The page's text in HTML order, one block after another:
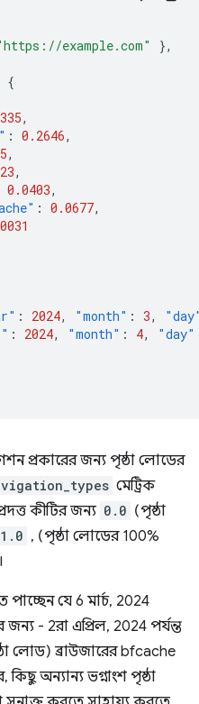
example.com"
},
{
,
: 0.2646,
,
,
0.0403,
: 0.0677,
: 2024, "month" : 3,
: 2024, "month" : 4, "day"
প্রকারের জন্য পৃষ্ঠা লোডের
মেট্রিক
কীটির জন্য 0.0 (পৃষ্ঠা
1.0 , (পৃষ্ঠা লোডের 100%
যে 6 মার্চ, 2024
- 2রা এপ্রিল, 2024 পর্যন্ত
লোড) ব্রাউজারের bfcache
অন্যান্য ভগ্নাংশ পৃষ্ঠা